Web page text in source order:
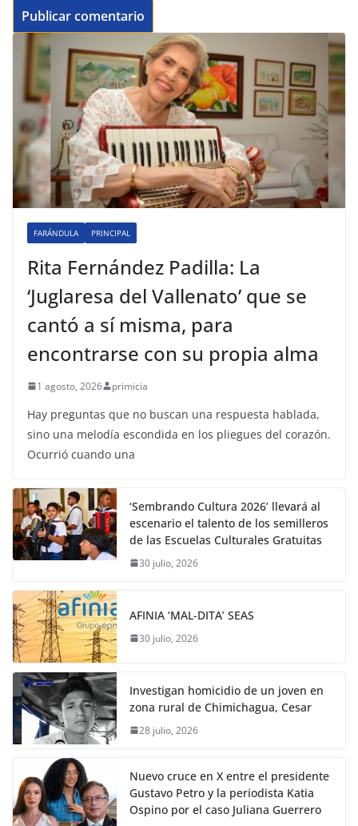
FARÁNDULA PRINCIPAL
Rita Fernández Padilla: La
‘Juglaresa del Vallenato’ que se
cantó a sí misma, para
encontrarse con su propia alma
1 agosto, 2026 primicia
Hay preguntas que no buscan una respuesta hablada,
sino una melodía escondida en los pliegues del corazón.
Ocurrió cuando una
‘Sembrando Cultura 2026’ llevará al
escenario el talento de los semilleros
de las Escuelas Culturales Gratuitas
30 julio, 2026
AFINIA ‘MAL-DITA’ SEAS
30 julio, 2026
Investigan homicidio de un joven en
zona rural de Chimichagua, Cesar
28 julio, 2026
Nuevo cruce en X entre el presidente
Gustavo Petro y la periodista Katia
Ospino por el caso Juliana Guerrero